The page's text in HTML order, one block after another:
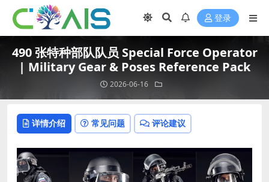
登录
490 张特种部队队员 Special Force Operator
| Military Gear & Poses Reference Pack
2026-06-16
详情介绍 常见问题 评论建议